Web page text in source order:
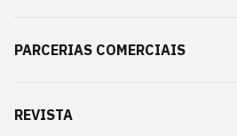
PARCERIAS COMERCIAIS
REVISTA